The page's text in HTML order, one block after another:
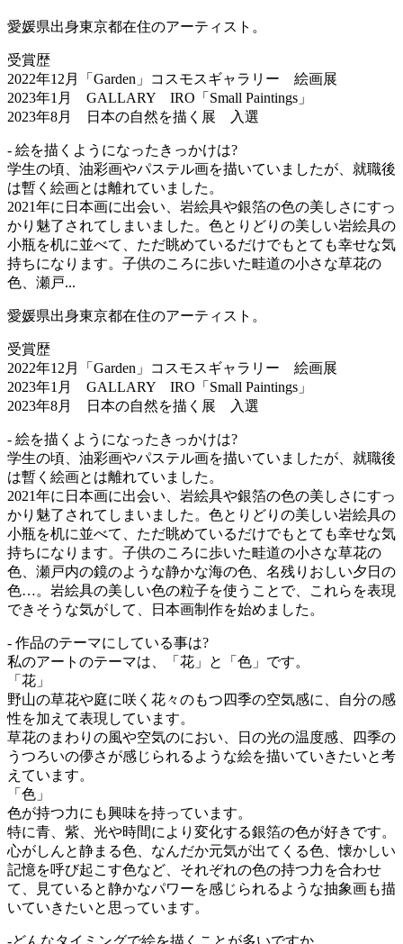
愛媛県出身東京都在住のアーティスト。
受賞歴
2022年12月「Garden」コスモスギャラリー 絵画展
2023年1月 GALLARY IRO「Small Paintings」
2023年8月 日本の自然を描く展 入選
- 絵を描くようになったきっかけは?
学生の頃、油彩画やパステル画を描いていましたが、就職後
は暫く絵画とは離れていました。
2021年に日本画に出会い、岩絵具や銀箔の色の美しさにすっ
かり魅了されてしまいました。色とりどりの美しい岩絵具の
小瓶を机に並べて、ただ眺めているだけでもとても幸せな気
持ちになります。子供のころに歩いた畦道の小さな草花の
色、瀬戸...
愛媛県出身東京都在住のアーティスト。
受賞歴
2022年12月「Garden」コスモスギャラリー 絵画展
2023年1月 GALLARY IRO「Small Paintings」
2023年8月 日本の自然を描く展 入選
- 絵を描くようになったきっかけは?
学生の頃、油彩画やパステル画を描いていましたが、就職後
は暫く絵画とは離れていました。
2021年に日本画に出会い、岩絵具や銀箔の色の美しさにすっ
かり魅了されてしまいました。色とりどりの美しい岩絵具の
小瓶を机に並べて、ただ眺めているだけでもとても幸せな気
持ちになります。子供のころに歩いた畦道の小さな草花の
色、瀬戸内の鏡のような静かな海の色、名残りおしい夕日の
色…。岩絵具の美しい色の粒子を使うことで、これらを表現
できそうな気がして、日本画制作を始めました。
- 作品のテーマにしている事は?
私のアートのテーマは、「花」と「色」です。
「花」
野山の草花や庭に咲く花々のもつ四季の空気感に、自分の感
性を加えて表現しています。
草花のまわりの風や空気のにおい、日の光の温度感、四季の
うつろいの儚さが感じられるような絵を描いていきたいと考
えています。
「色」
色が持つ力にも興味を持っています。
特に青、紫、光や時間により変化する銀箔の色が好きです。
心がしんと静まる色、なんだか元気が出てくる色、懐かしい
記憶を呼び起こす色など、それぞれの色の持つ力を合わせ
て、見ていると静かなパワーを感じられるような抽象画も描
いていきたいと思っています。
-どんなタイミングで絵を描くことが多いですか